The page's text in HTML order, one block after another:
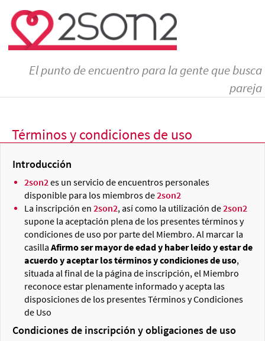
El punto de encuentro para la gente que busca
pareja
Términos y condiciones de uso
Introducción
2son2 es un servicio de encuentros personales
disponible para los miembros de2son2
La inscripción en 2son2, así como la utilización de2son2
supone la aceptación plena de los presentes términos y
condiciones de uso por parte del Miembro. Al marcar la
casilla Afirmo ser mayor de edad y haber leído y estar de
acuerdo y aceptar los términos y condiciones de uso,
situada al final de la página de inscripción, el Miembro
reconoce estar plenamente informado y acepta las
disposiciones de los presentes Términos y Condiciones
de Uso
Condiciones de inscripción y obligaciones de uso